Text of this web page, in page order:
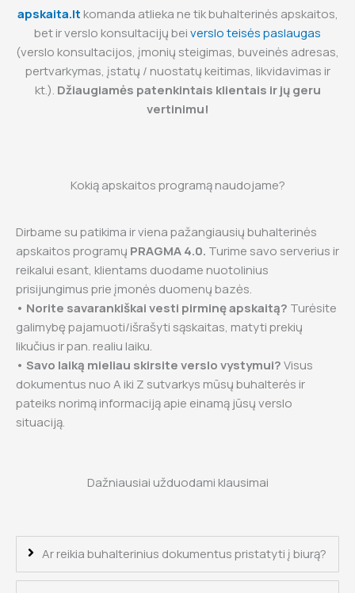
apskaita.lt komanda atlieka ne tik buhalterinės apskaitos,
bet ir verslo konsultacijų beiverslo teisės paslaugas
(verslo konsultacijos, įmonių steigimas, buveinės adresas,
pertvarkymas, įstatų / nuostatų keitimas, likvidavimas ir
kt.). Džiaugiamės patenkintais klientais ir jų geru
vertinimu!
Kokią apskaitos programą naudojame?
Dirbame su patikima ir viena pažangiausių buhalterinės
apskaitos programų PRAGMA 4.0. Turime savo serverius ir
reikalui esant, klientams duodame nuotolinius
prisijungimus prie įmonės duomenų bazės.
• Norite savarankiškai vesti pirminę apskaitą? Turėsite
galimybę pajamuoti/išrašyti sąskaitas, matyti prekių
likučius ir pan. realiu laiku.
• Savo laiką mieliau skirsite verslo vystymui?Visus
dokumentus nuo A iki Z sutvarkys mūsų buhalterės ir
pateiks norimą informaciją apie einamą jūsų verslo
situaciją.
Dažniausiai užduodami klausimai
Ar reikia buhalterinius dokumentus pristatyti į biurą?